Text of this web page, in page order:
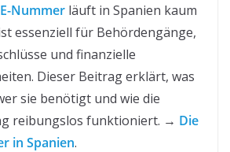
Nummer läuft in Spanien kaum
essenziell für Behördengänge,
und finanzielle
Dieser Beitrag erklärt, was
sie benötigt und wie die
reibungslos funktioniert. → Die
in Spanien.